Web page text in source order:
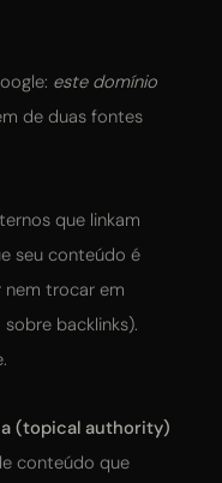
este domínio
de duas fontes
que linkam
seu conteúdo é
nem trocar em
backlinks).
(topical authority)
conteúdo que